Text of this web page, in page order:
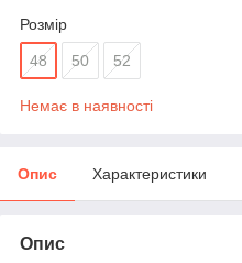
Розмір
48 50 52
Немає в наявності
Опис Характеристики
Опис